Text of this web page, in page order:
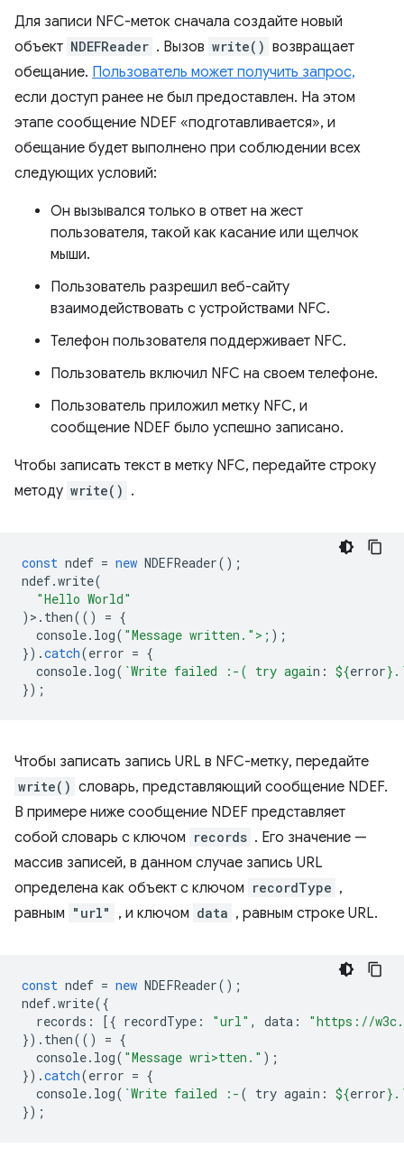
Для записи NFC-меток сначала создайте новый
объект NDEFReader . Вызов write() возвращает
обещание. Пользователь может получить запрос,
если доступ ранее не был предоставлен. На этом
этапе сообщение NDEF «подготавливается», и
обещание будет выполнено при соблюдении всех
следующих условий:
Он вызывался только в ответ на жест
пользователя, такой как касание или щелчок
мыши.
Пользователь разрешил веб-сайту
взаимодействовать с устройствами NFC.
Телефон пользователя поддерживает NFC.
Пользователь включил NFC на своем телефоне.
Пользователь приложил метку NFC, и
сообщение NDEF было успешно записано.
Чтобы записать текст в метку NFC, передайте строку
методу write() .
const ndef = new NDEFReader();
ndef.write(
"Hello World"
)>. then(() = {
console. log( "Message written.">; );
}).catch(error = {
console. log( `Write failed :-( try again: ${error}
});
Чтобы записать запись URL в NFC-метку, передайте
write() словарь, представляющий сообщение NDEF.
В примере ниже сообщение NDEF представляет
собой словарь с ключом records . Его значение —
массив записей, в данном случае запись URL
определена как объект с ключом recordType ,
равным "url" , и ключом data , равным строке URL.
const ndef = new NDEFReader();
ndef.write({
records : [{ recordType : "url" , data :
"https://
}). then(() = {
console. log( "Message wri>tten." );
}).catch(error = {
console. log( `Write failed :- ( try again: ${error}
});